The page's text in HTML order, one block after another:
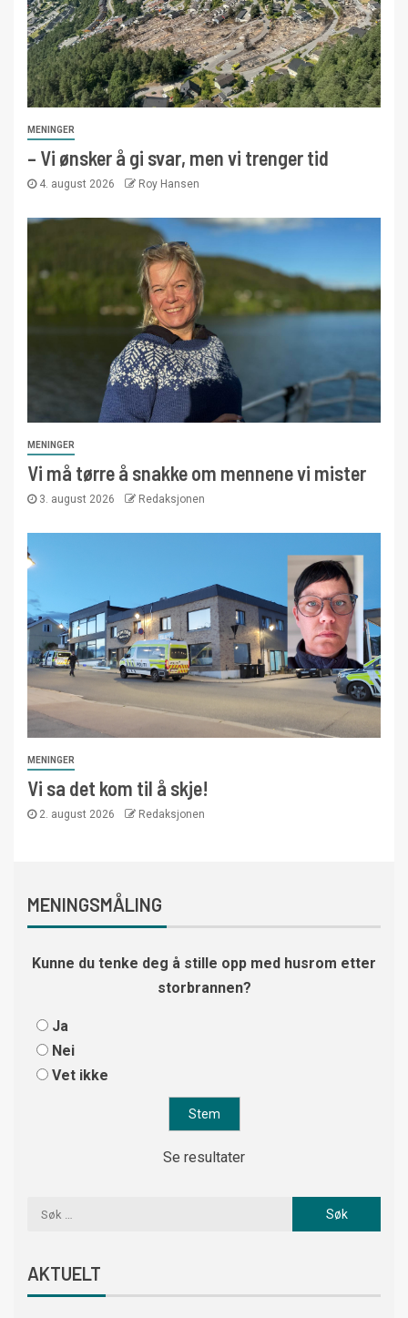
MENINGER
– Vi ønsker å gi svar, men vi trenger tid
4. august 2026 Roy Hansen
MENINGER
Vi må tørre å snakke om mennene vi mister
3. august 2026 Redaksjonen
MENINGER
Vi sa det kom til å skje!
2. august 2026 Redaksjonen
MENINGSMÅLING
Kunne du tenke deg å stille opp med husrom etter
storbrannen?
Ja
Nei
Vet ikke
Se resultater
AKTUELT